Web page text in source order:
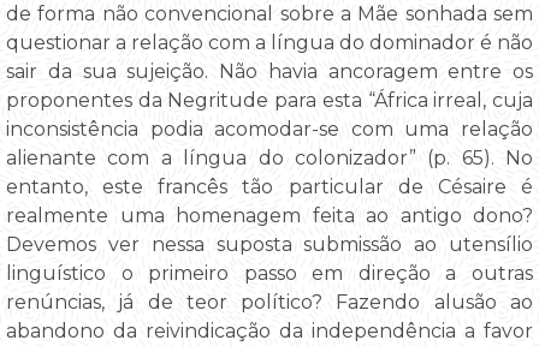
de forma não convencional sobre a Mãe sonhada sem
questionar a relação com a língua do dominador é não
sair da sua sujeição. Não havia ancoragem entre os
proponentes da Negritude para esta “África irreal, cuja
inconsistência podia acomodar-se com uma relação
alienante com a língua do colonizador” (p. 65). No
entanto, este francês tão particular de Césaire é
realmente uma homenagem feita ao antigo dono?
Devemos ver nessa suposta submissão ao utensílio
linguístico o primeiro passo em direção a outras
renúncias, já de teor político? Fazendo alusão ao
abandono da reivindicação da independência a favor